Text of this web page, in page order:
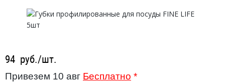
94 руб./шт.
Привезем 10 авг Бесплатно *